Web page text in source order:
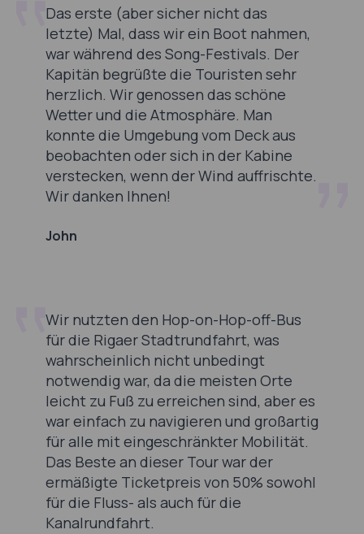
Das erste (aber sicher nicht das
letzte) Mal, dass wir ein Boot nahmen,
war während des Song-Festivals. Der
Kapitän begrüßte die Touristen sehr
herzlich. Wir genossen das schöne
Wetter und die Atmosphäre. Man
konnte die Umgebung vom Deck aus
beobachten oder sich in der Kabine
verstecken, wenn der Wind auffrischte.
Wir danken Ihnen!
John
Wir nutzten den Hop-on-Hop-off-Bus
für die Rigaer Stadtrundfahrt, was
wahrscheinlich nicht unbedingt
notwendig war, da die meisten Orte
leicht zu Fuß zu erreichen sind, aber es
war einfach zu navigieren und großartig
für alle mit eingeschränkter Mobilität.
Das Beste an dieser Tour war der
ermäßigte Ticketpreis von 50% sowohl
für die Fluss- als auch für die
Kanalrundfahrt.